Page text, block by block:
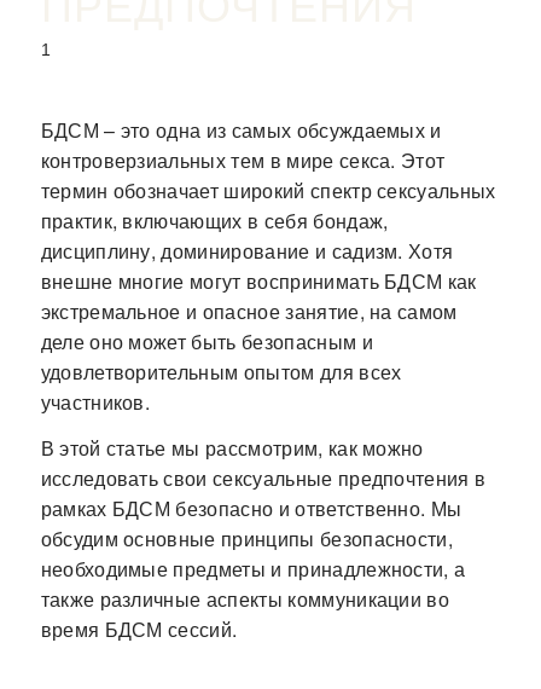
1
БДСМ – это одна из самых обсуждаемых и
контроверзиальных тем в мире секса. Этот
термин обозначает широкий спектр сексуальных
практик, включающих в себя бондаж,
дисциплину, доминирование и садизм. Хотя
внешне многие могут воспринимать БДСМ как
экстремальное и опасное занятие, на самом
деле оно может быть безопасным и
удовлетворительным опытом для всех
участников.
В этой статье мы рассмотрим, как можно
исследовать свои сексуальные предпочтения в
рамках БДСМ безопасно и ответственно. Мы
обсудим основные принципы безопасности,
необходимые предметы и принадлежности, а
также различные аспекты коммуникации во
время БДСМ сессий.